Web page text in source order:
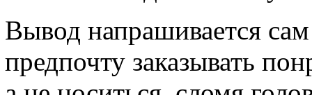
Вывод напрашивается
предпочту заказывать